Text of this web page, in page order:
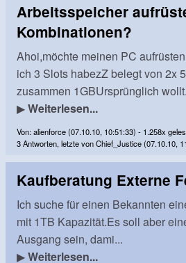
Arbeitsspeicher
Kombinationen?
Ahoi,möchte meinen PC
ich 3 Slots habezZ belegt von 2x
zusammen 1GBUrsprünglich
▶Weiterlesen...
Von: alienforce (07.10.10, 10:51:33) - 1.258x
3 Antworten, letzte von Chief_Justice (07.10.10,
Kaufberatung Externe
Ich suche für einen Bekannten
mit 1TB Kapazität.Es soll aber
Ausgang sein, dami...
▶Weiterlesen...